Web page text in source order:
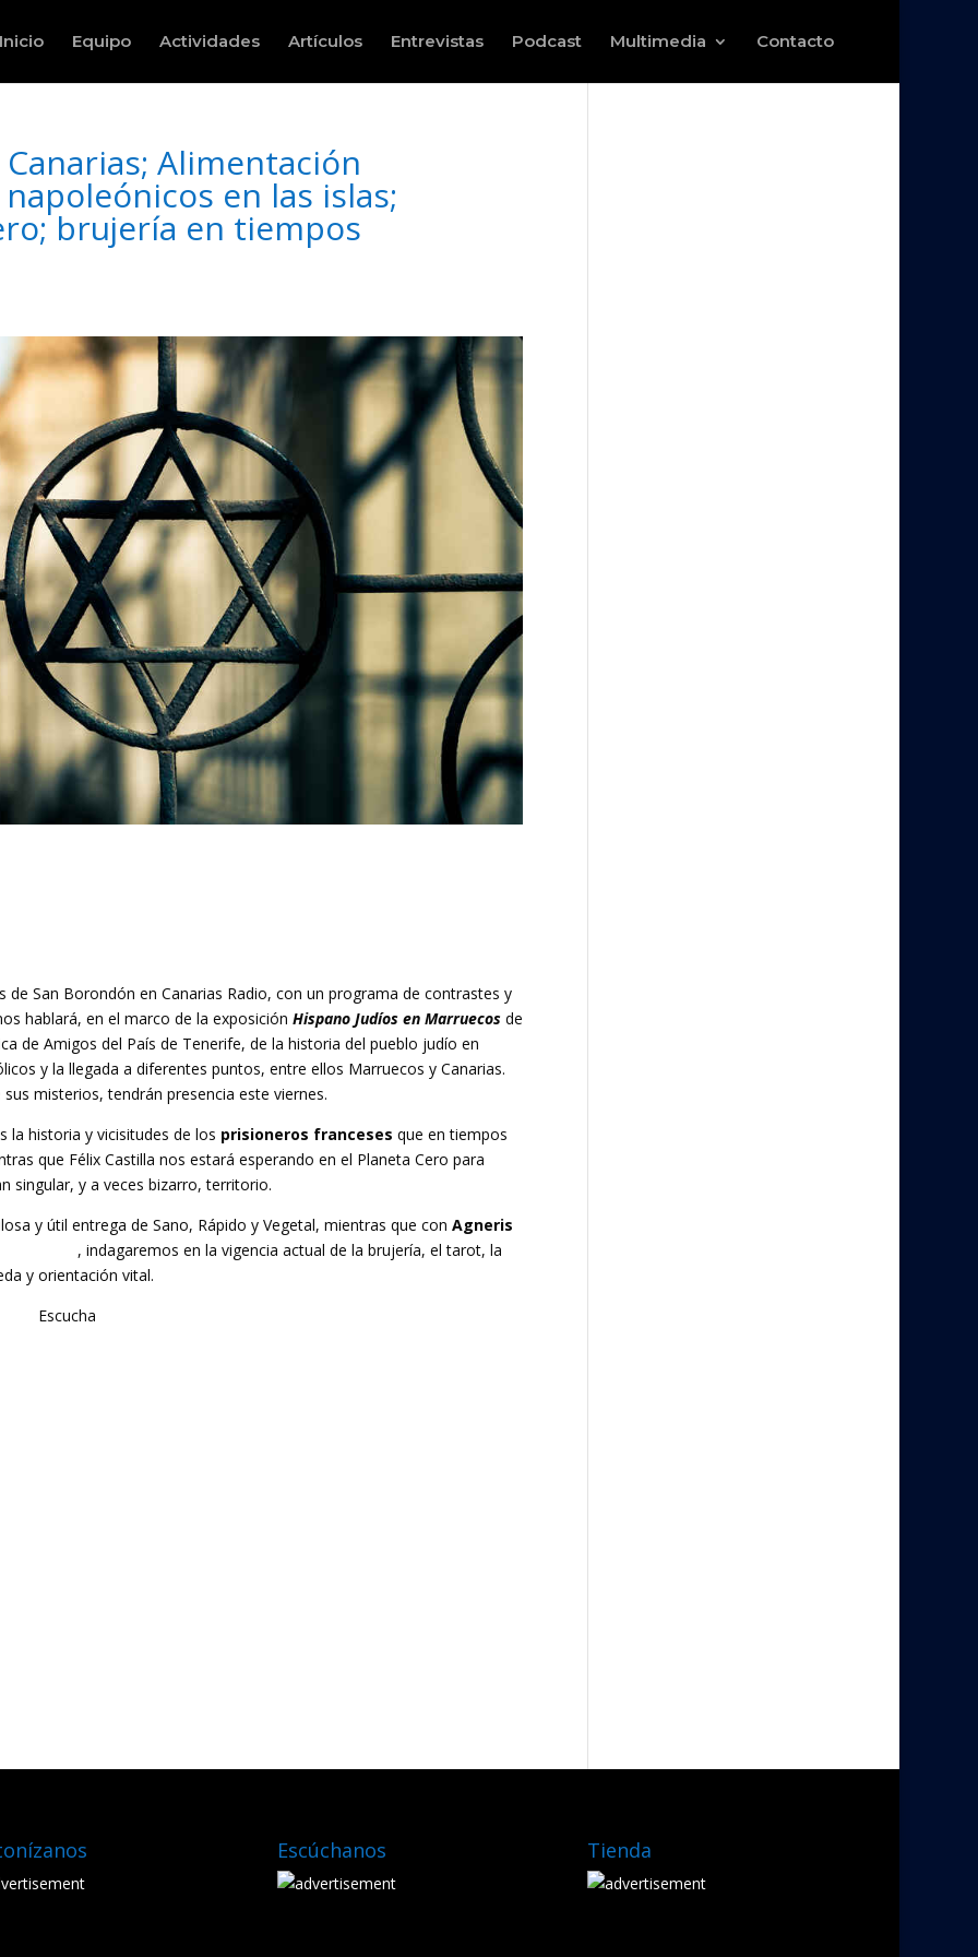
Inicio Equipo Actividades Artículos Entrevistas Podcast Multimedia Contacto
Canarias; Alimentación
en las islas;
brujería en tiempos
de San Borondón en Canarias Radio, con un programa de contrastes y
hablará, en el marco de la exposición Hispano Judíos en Marruecos de
de Amigos del País de Tenerife, de la historia del pueblo judío en
y la llegada a diferentes puntos, entre ellos Marruecos y Canarias.
misterios, tendrán presencia este viernes.
la historia y vicisitudes de los prisioneros franceses que en tiempos
que Félix Castilla nos estará esperando en el Planeta Cero para
singular, y a veces bizarro, territorio.
y útil entrega de Sano, Rápido y Vegetal, mientras que con Agneris
, indagaremos en la vigencia actual de la brujería, el tarot, la
y orientación vital.
Escucha
Escúchanos Tienda